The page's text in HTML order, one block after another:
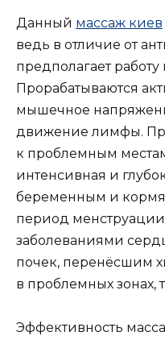
Данный массаж киев
ведь в отличие от
предполагает работу
Прорабатываются
мышечное
движение лимфы.
к проблемным
интенсивная и
беременным и
период
заболеваниями
почек, перенёсшим
в проблемных зонах,
Эффективность